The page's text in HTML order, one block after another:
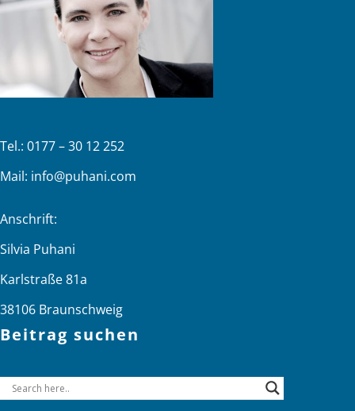
Tel.: 0177 – 30 12 252
Mail: info@puhani.com
Anschrift:
Silvia Puhani
Karlstraße 81a
38106 Braunschweig
Beitrag suchen